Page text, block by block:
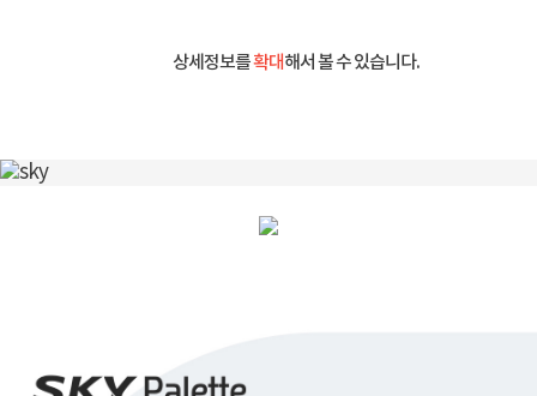
상세정보를확대해서 볼 수 있습니다.